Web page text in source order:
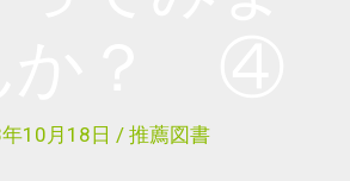
10月18日 / 推薦図書